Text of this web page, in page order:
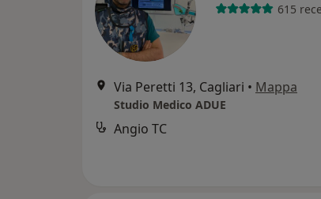
615
Via Peretti 13, Cagliari • Mappa
Studio Medico ADUE
Angio TC